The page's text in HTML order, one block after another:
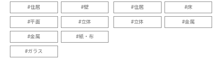
住居 壁
平面 立体
金属 紙・布
ガラス
住居 床
立体 金属